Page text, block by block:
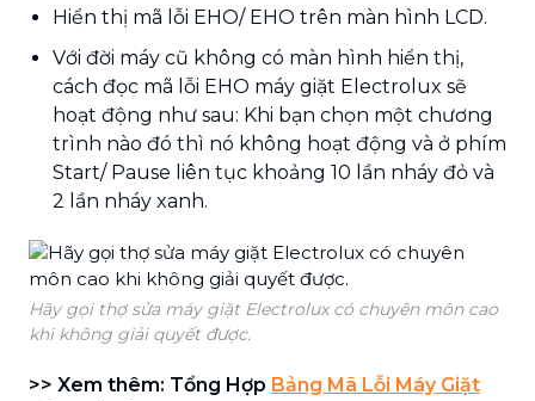
Hiển thị mã lỗi EHO/ EHO trên màn hình LCD.
Với đời máy cũ không có màn hình hiển thị,
cách đọc mã lỗi EHO máy giặt Electrolux sẽ
hoạt động như sau: Khi bạn chọn một chương
trình nào đó thì nó không hoạt động và ở phím
Start/ Pause liên tục khoảng 10 lần nháy đỏ và
2 lần nháy xanh.
Hãy gọi thợ sửa máy giặt Electrolux có chuyên môn cao
khi không giải quyết được.
>> Xem thêm: Tổng Hợp Bảng Mã Lỗi Máy Giặt